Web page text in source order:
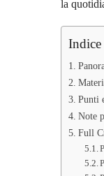
la
Indice
Punti
Note
Full